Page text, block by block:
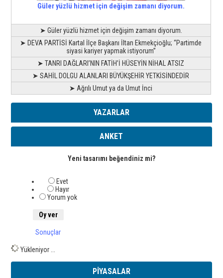
Güler yüzlü hizmet için değişim zamanı diyorum.
➤ Güler yüzlü hizmet için değişim zamanı diyorum.
➤ DEVA PARTİSİ Kartal İlçe Başkanı İltan Ekmekçioğlu; “Partimde
siyasi kariyer yapmak istiyorum”
➤ TANRI DAĞLARI’NIN FATİH’İ HÜSEYİN NİHAL ATSIZ
➤ SAHİL DOLGU ALANLARI BÜYÜKŞEHİR YETKİSİNDEDİR
➤ Ağrılı Umut ya da Umut İnci
YAZARLAR
ANKET
Yeni tasarımı beğendiniz mi?
Evet
Hayır
Yorum yok
Sonuçlar
Yükleniyor ...
PİYASALAR